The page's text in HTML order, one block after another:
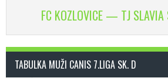
FC KOZLOVICE — TJ SLAVIA
TABULKA MUŽI CANIS 7.LIGA SK. D